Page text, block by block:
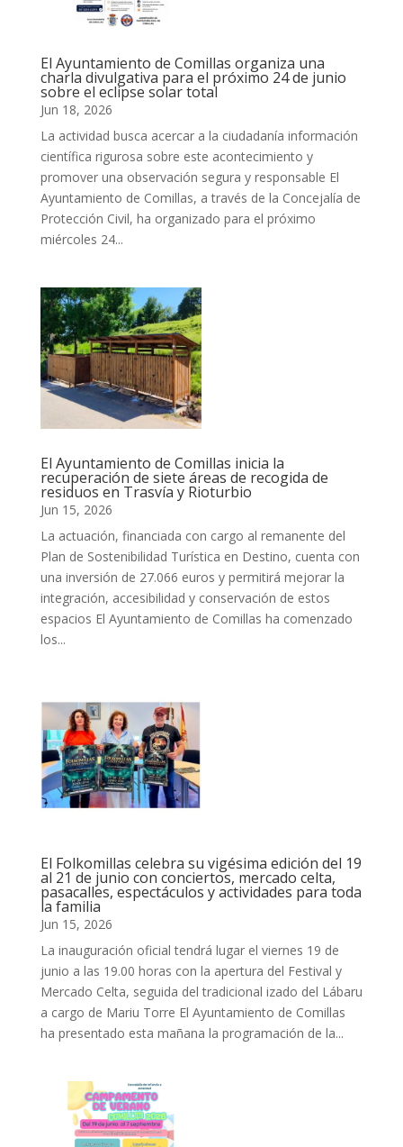
El Ayuntamiento de Comillas organiza una
charla divulgativa para el próximo 24 de junio
sobre el eclipse solar total
Jun 18, 2026
La actividad busca acercar a la ciudadanía información
científica rigurosa sobre este acontecimiento y
promover una observación segura y responsable El
Ayuntamiento de Comillas, a través de la Concejalía de
Protección Civil, ha organizado para el próximo
miércoles 24...
El Ayuntamiento de Comillas inicia la
recuperación de siete áreas de recogida de
residuos en Trasvía y Rioturbio
Jun 15, 2026
La actuación, financiada con cargo al remanente del
Plan de Sostenibilidad Turística en Destino, cuenta con
una inversión de 27.066 euros y permitirá mejorar la
integración, accesibilidad y conservación de estos
espacios El Ayuntamiento de Comillas ha comenzado
los...
El Folkomillas celebra su vigésima edición del 19
al 21 de junio con conciertos, mercado celta,
pasacalles, espectáculos y actividades para toda
la familia
Jun 15, 2026
La inauguración oficial tendrá lugar el viernes 19 de
junio a las 19.00 horas con la apertura del Festival y
Mercado Celta, seguida del tradicional izado del Lábaru
a cargo de Mariu Torre El Ayuntamiento de Comillas
ha presentado esta mañana la programación de la...